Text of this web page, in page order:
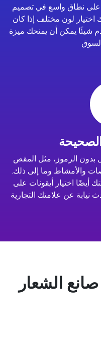
على نطاق واسع في تصميم
لون مختلف إذا كان
شيئًا يمكن أن يمنحك ميزة
الصحيحة
بدون الرموز، مثل المقص
والأمشاط وما إلى ذلك.
أيضًا اختيار أيقونات على
الشعار